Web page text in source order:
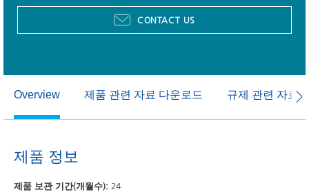
CONTACT US
Overview 제품 관련 자료 다운로드 규제 관련 자료
제품 정보
제품 보관 기간(개월수): 24